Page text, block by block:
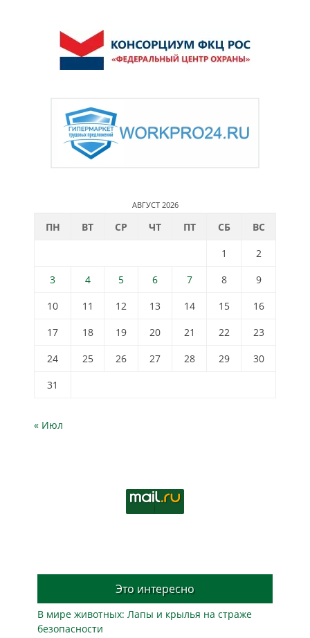
АВГУСТ 2026
ПН ВТ СР ЧТ ПТ СБ
ВС
1
2
3
4 5 6 7 8
9
10
11 12 13 14 15
16
17
18 19 20 21 22
23
24
25 26 27 28 29
30
31
« Июл
Это интересно
В мире животных: Лапы и крылья на страже
безопасности